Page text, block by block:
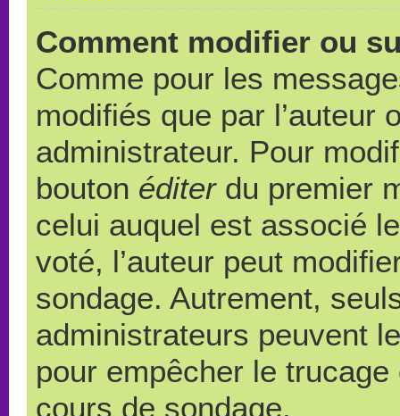
Comment modifier ou
Comme pour les
modifiés que par l’auteur
administrateur. Pour
bouton éditerdu premier
celui auquel est associé
voté, l’auteur peut
sondage. Autrement,
administrateurs peuvent
pour empêcher le
cours de sondage.